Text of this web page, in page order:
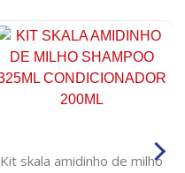
Kit skala amidinho de milho